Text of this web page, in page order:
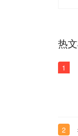
热
1
2